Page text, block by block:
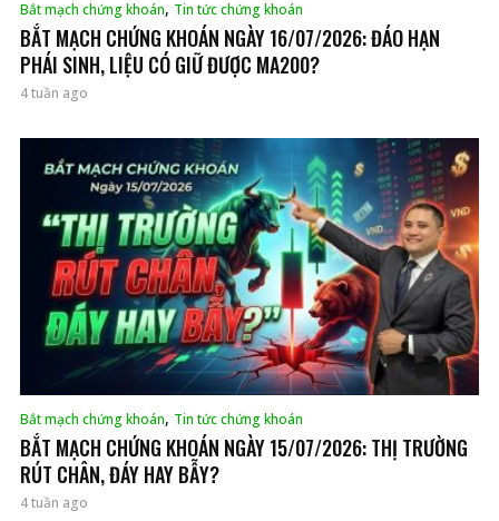
Bắt mạch chứng khoán, Tin tức chứng khoán
BẮT MẠCH CHỨNG KHOÁN NGÀY 16/07/2026: ĐÁO HẠN
PHÁI SINH, LIỆU CÓ GIỮ ĐƯỢC MA200?
4 tuần ago
Bắt mạch chứng khoán, Tin tức chứng khoán
BẮT MẠCH CHỨNG KHOÁN NGÀY 15/07/2026: THỊ TRƯỜNG
RÚT CHÂN, ĐÁY HAY BẪY?
4 tuần ago